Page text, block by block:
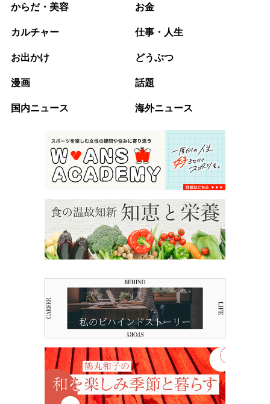
からだ・美容 お金
カルチャー 仕事・人生
お出かけ どうぶつ
漫画 話題
国内ニュース 海外ニュース